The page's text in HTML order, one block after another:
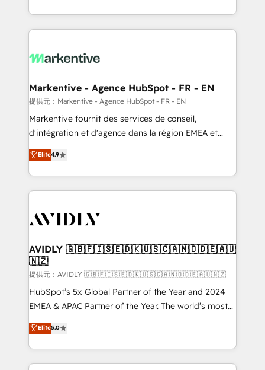
か？ ✓ HubSpot Eliteパートナー認定 ✓ HubSpotアワ
ード受賞・HUGリーダー ✓ ISO27001:2022 /
HubSpot大百科 出版 CRM・AI活用に関するご相談、現
せください。
Loop Marketing framework through expert-led
services, smart agents, and purpose-built apps,
results, fast. ⚙️CRM & RevOps: Align all Hubs to your
🎯Demand Gen & ABM: Drive pipeline with inbound,
ABM, AEO, SEO, & paid media. 👩‍💻Web Design:
Build high-performing websites with UX, messaging,
& conversion strategy that drive results. 🤖AI
AI, & maximize AEO with tailored AI services. 🧩
Integrations: Extend HubSpot with custom
Markentive - Agence HubSpot - FR - EN
提供元：Markentive - Agence HubSpot - FR - EN
Markentive fournit des services de conseil,
d'intégration et d'agence dans la région EMEA et
North America. Avec plus de 115 experts en
marketing automation, Growth, Revops, CRM et
webdesign. Markentive is both a consulting firm, a
digital agency and an integrator. With over 115
CRM and webdesign (We focus on EMEA - USA
Elite4.9
AVIDLY 🇬🇧🇫🇮🇸🇪🇩🇰🇺🇸🇨🇦🇳🇴🇩🇪🇦🇺
🇳🇿
提供元：AVIDLY 🇬🇧🇫🇮🇸🇪🇩🇰🇺🇸🇨🇦🇳🇴🇩🇪🇦🇺🇳🇿
HubSpot’s 5x Global Partner of the Year and 2024
EMEA & APAC Partner of the Year. The world’s most
experienced and fully accredited HubSpot Solutions
Partner. 🚀 With 2,750+ HubSpot projects delivered
and 370+ specialists across EMEA, APAC and NAM,
we de-risk complex CRM programmes and
Elite5.0